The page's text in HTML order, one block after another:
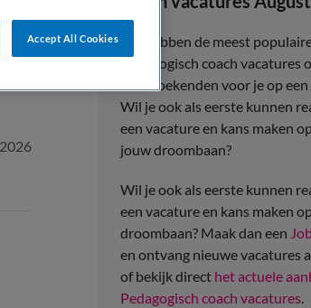
We hebben de meest
Pedagogisch coach vacatures
werkzoekenden voor je op
Wil je ook als eerste kunnen
een vacature en kans maken
jouw droombaan?
Wil je ook als eerste kunnen
een vacature en kans maken
droombaan? Maak dan een
en ontvang nieuwe vacatures
of bekijk direct het actuele
Pedagogisch coach vacatures.
Accept All Cookies